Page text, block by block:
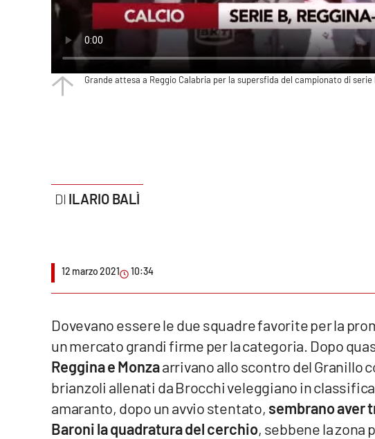
Leggendo Alvaro insieme
Streaming
LaC Network
Grande attesa a Reggio Calabria per la supersfida del campionato di
ILARIO BALÌ
12 marzo 2021 10:34
Dovevano essere le due squadre favorite per la
un mercato grandi firme per la categoria. Dopo
Reggina e Monzaarrivano allo scontro del Granillo
brianzoli allenati da Brocchi veleggiano in
amaranto, dopo un avvio stentato, sembrano aver
Baroni la quadratura del cerchio, sebbene la zona